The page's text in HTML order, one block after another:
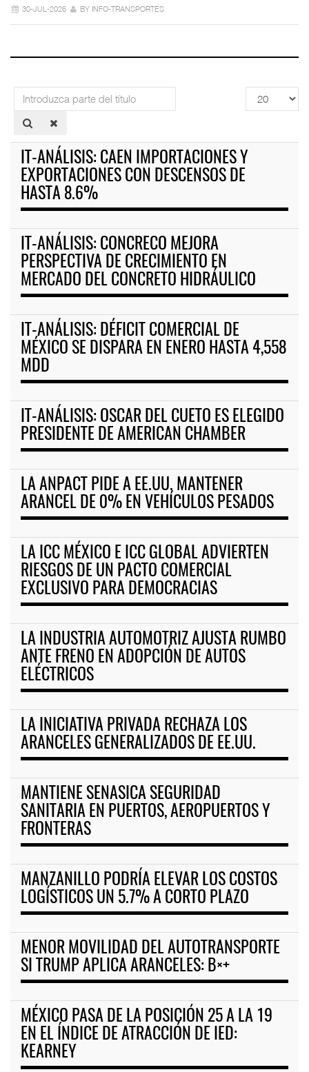
30-JUL-2026 BY INFO-TRANSPORTES
Introduzca
parte
del
Cantidad
a
IT-ANÁLISIS: CAEN IMPORTACIONES Y
EXPORTACIONES CON DESCENSOS DE
HASTA 8.6%
IT-ANÁLISIS: CONCRECO MEJORA
PERSPECTIVA DE CRECIMIENTO EN
MERCADO DEL CONCRETO HIDRÁULICO
IT-ANÁLISIS: DÉFICIT COMERCIAL DE
MÉXICO SE DISPARA EN ENERO HASTA 4,558
MDD
IT-ANÁLISIS: OSCAR DEL CUETO ES ELEGIDO
PRESIDENTE DE AMERICAN CHAMBER
LA ANPACT PIDE A EE.UU. MANTENER
ARANCEL DE 0% EN VEHÍCULOS PESADOS
LA ICC MÉXICO E ICC GLOBAL ADVIERTEN
RIESGOS DE UN PACTO COMERCIAL
EXCLUSIVO PARA DEMOCRACIAS
LA INDUSTRIA AUTOMOTRIZ AJUSTA RUMBO
ANTE FRENO EN ADOPCIÓN DE AUTOS
ELÉCTRICOS
LA INICIATIVA PRIVADA RECHAZA LOS
ARANCELES GENERALIZADOS DE EE.UU.
MANTIENE SENASICA SEGURIDAD
SANITARIA EN PUERTOS, AEROPUERTOS Y
FRONTERAS
MANZANILLO PODRÍA ELEVAR LOS COSTOS
LOGÍSTICOS UN 5.7% A CORTO PLAZO
MENOR MOVILIDAD DEL AUTOTRANSPORTE
SI TRUMP APLICA ARANCELES: B×+
MÉXICO PASA DE LA POSICIÓN 25 A LA 19
EN EL ÍNDICE DE ATRACCIÓN DE IED:
KEARNEY